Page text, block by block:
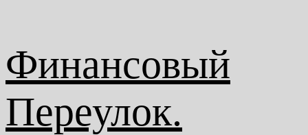
к
содержимому
Финансовый
Переулок.